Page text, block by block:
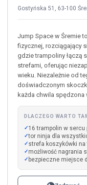
Gostyńska 51, 63-100
Jump Space w Śremie
fizycznej, rozciągający
gdzie trampoliny łączą
strefami, oferując
wieku. Niezależnie od
doświadczonym
każda chwila spędzona
DLACZEGO WARTO
16 trampolin w sercu
tor ninja dla
strefa koszykówki
możliwość nagrania
bezpieczne miejsce